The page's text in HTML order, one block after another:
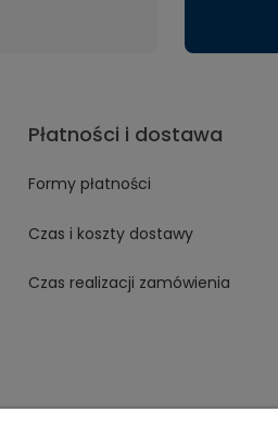
Płatności i dostawa
Formy płatności
Czas i koszty dostawy
Czas realizacji zamówienia